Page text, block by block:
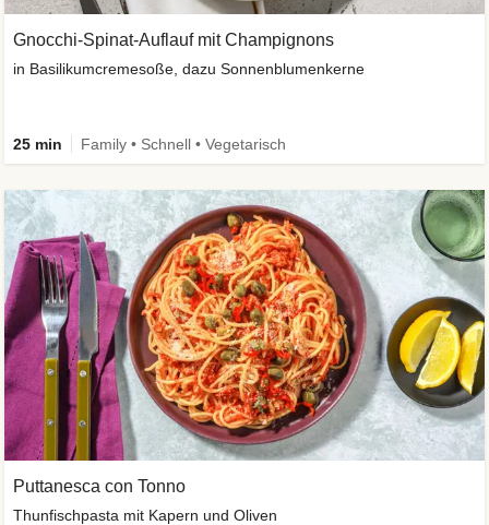
Gnocchi-Spinat-Auflauf mit Champignons
in Basilikumcremesoße, dazu Sonnenblumenkerne
25 min Family • Schnell • Vegetarisch
Puttanesca con Tonno
Thunfischpasta mit Kapern und Oliven